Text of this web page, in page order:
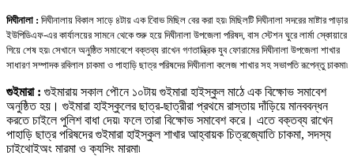
দিঘীনালা : দিঘীনালায় বিকাল সাড়ে ৪টায় এক বিােভ মিছিল বের করা হয়৷ মিছিলটি দিঘীনালা সদরের মাষ্টার পাড়ার
ইউপিডিএফ-এর কার্যালয়ের সামনে থেকে শুরু হয়ে দিঘীনালা উপজেলা পরিষদ, বাস স্টেশন ঘুরে লার্মা স্কোয়ারে
গিয়ে শেষ হয়৷ সেখানে অনুষ্ঠিত সমাবেশে বক্তব্য রাখেন গণতান্ত্রিক যুব ফোরামের দিঘীনালা উপজেলা শাখার
সাধারণ সম্পাদক রবিলাল চাকমা ও পাহাড়ি ছাত্র পরিষদের দিঘীনালা কলেজ শাখার সহ সভাপতি রূপেন্তু চাকমা৷
গুইমারা : গুইমারায় সকাল পৌনে ১০টায় গুইমারা হাইস্কুল মাঠে এক বিক্ষোভ সমাবেশ
অনুষ্ঠিত হয় । গুইমারা হাইস্কুলের ছাত্র-ছাত্রীরা প্রথমে রাস্তায় দাঁড়িয়ে মানববন্ধন
করতে চাইলে পুলিশ বাধা দেয়৷ ফলে তারা বিক্ষোভ সমাবেশ করে। এতে বক্তব্য রাখেন
পাহাড়ি ছাত্র পরিষদের গুইমারা হাইস্কুল শাখার আহ্বায়ক চিত্রজ্যোতি চাকমা, সদস্য
চাইথোইঅং মারমা ও ক্যসিং মারমা৷